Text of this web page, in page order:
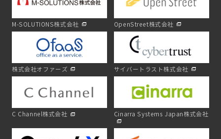
M-SOLUTIONS株式会社 OpenStreet株式会社
株式会社オファーズ サイバートラスト株式会社
C Channel株式会社 Cinarra Systems Japan株式会社